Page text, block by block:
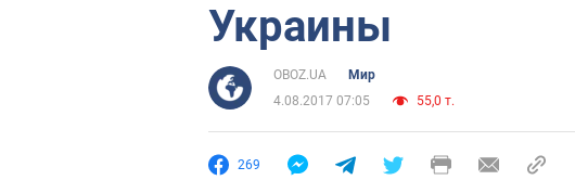
Украины
OBOZ.UA
Мир
4.08.2017 07:05
55,0 т.
269